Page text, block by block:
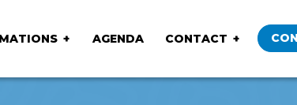
AGENDA CONTACT